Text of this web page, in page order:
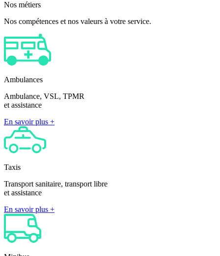
Nos métiers
Nos compétences et nos valeurs à votre service.
Ambulances
Ambulance, VSL, TPMR
et assistance
En savoir plus +
Taxis
Transport sanitaire, transport libre
et assistance
En savoir plus +